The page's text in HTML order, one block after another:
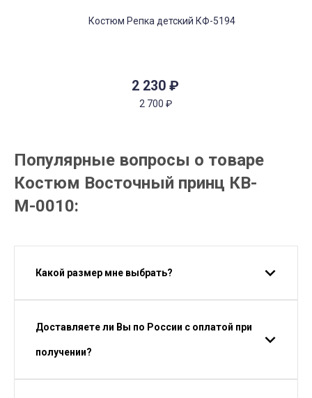
2 230 ₽
2 700 ₽
Популярные вопросы о товаре
Костюм Восточный принц КВ-
М-0010:
Какой размер мне выбрать?
Доставляете ли Вы по России с оплатой при
получении?